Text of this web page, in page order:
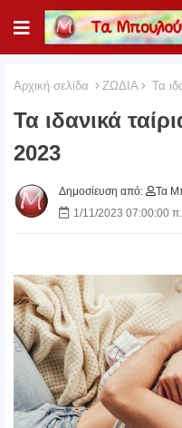
Αρχική σελίδα ΖΩΔΙΑ Τα
Τα ιδανικά
2023
Δημοσίευση από:
Τα
1/11/2023 07:00:00